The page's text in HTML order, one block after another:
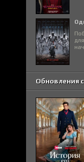
Обновления